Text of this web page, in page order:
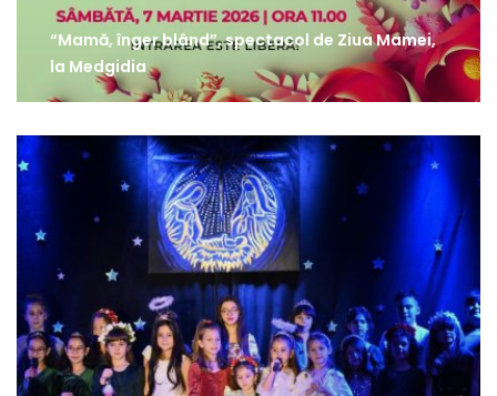
“Mamă, înger blând”, spectacol de Ziua Mamei,
la Medgidia